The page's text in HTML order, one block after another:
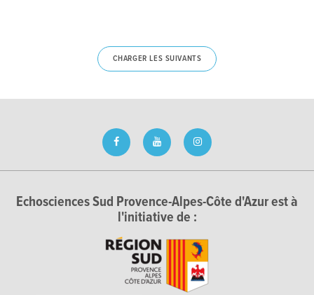
CHARGER LES SUIVANTS
Echosciences Sud Provence-Alpes-Côte d'Azur est à
l'initiative de :